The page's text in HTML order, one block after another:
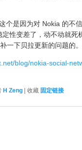
个是因为对 Nokia 的不
性变差了，动不动就死
一下贝拉更新的问题的。
blog/nokia-social-
H Zeng | 收藏 固定链接